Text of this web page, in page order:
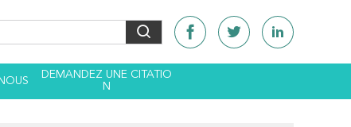
DEMANDEZ UNE CITATIO
N